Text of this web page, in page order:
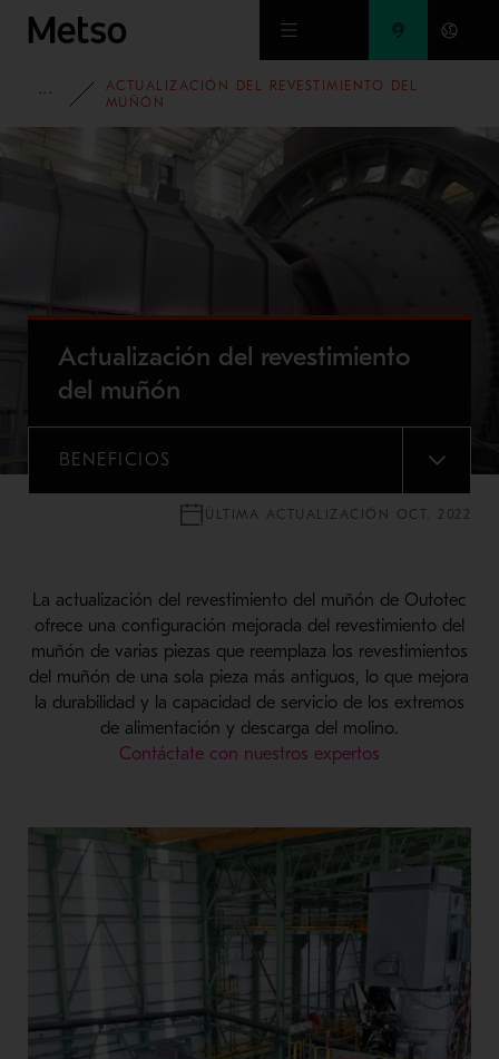
Ir al contenido principal
PORTAFOLIO
ACTUALIZACIÓN DEL REVESTIMIENTO DEL
MUÑÓN
Actualización del revestimiento
del muñón
BENEFICIOS
MENU
ÚLTIMA ACTUALIZACIÓN OCT. 2022
La actualización del revestimiento del muñón de Outotec
ofrece una configuración mejorada del revestimiento del
muñón de varias piezas que reemplaza los revestimientos
del muñón de una sola pieza más antiguos, lo que mejora
la durabilidad y la capacidad de servicio de los extremos
de alimentación y descarga del molino.
Contáctate con nuestros expertos